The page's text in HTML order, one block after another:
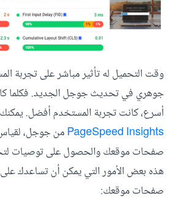
وقت التحميل له تأثير مباشر على تجربة
جوهري في تحديث جوجل الجديد. فكلما
أسرع، كانت تجربة المستخدم أفضل.
PageSpeed Insightsمن جوجل،
صفحات موقعك والحصول على توصيات
هذه بعض الأمور التي يمكن أن تساعدك
صفحات موقعك: